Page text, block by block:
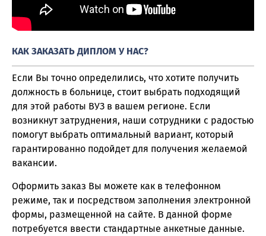
КАК ЗАКАЗАТЬ ДИПЛОМ У НАС?
Если Вы точно определились, что хотите получить
должность в больнице, стоит выбрать подходящий
для этой работы ВУЗ в вашем регионе. Если
возникнут затруднения, наши сотрудники с радостью
помогут выбрать оптимальный вариант, который
гарантированно подойдет для получения желаемой
вакансии.
Оформить заказ Вы можете как в телефонном
режиме, так и посредством заполнения электронной
формы, размещенной на сайте. В данной форме
потребуется ввести стандартные анкетные данные.